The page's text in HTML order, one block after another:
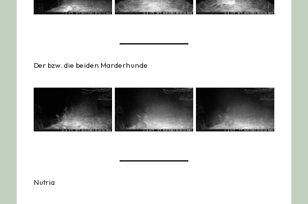
Der bzw. die beiden Marderhunde
Nutria